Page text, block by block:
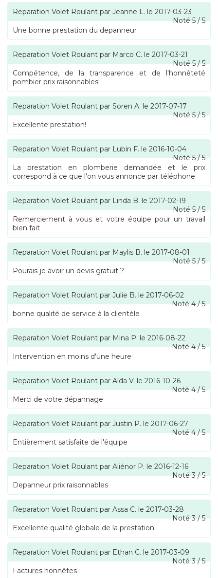
Reparation Volet Roulant par Jeanne L. le 2017-03-23
Noté5/5
Une bonne prestation du depanneur
Reparation Volet Roulant par Marco C. le 2017-03-21
Noté5/5
Compétence, de la transparence et de l'honnêteté
pombier prix raisonnables
Reparation Volet Roulant par Soren A. le 2017-07-17
Noté5/5
Excellente prestation!
Reparation Volet Roulant par Lubin F. le 2016-10-04
Noté5/5
La prestation en plomberie demandée et le prix
correspond à ce que l'on vous annonce par téléphone
Reparation Volet Roulant par Linda B. le 2017-02-19
Noté5/5
Remerciement à vous et votre équipe pour un travail
bien fait
Reparation Volet Roulant par Maylis B. le 2017-08-01
Noté5/5
Pourais-je avoir un devis gratuit ?
Reparation Volet Roulant par Julie B. le 2017-06-02
Noté4/5
bonne qualité de service à la clientèle
Reparation Volet Roulant par Mina P. le 2016-08-22
Noté4/5
Intervention en moins d'une heure
Reparation Volet Roulant par Aïda V. le 2016-10-26
Noté4/5
Merci de votre dépannage
Reparation Volet Roulant par Justin P. le 2017-06-27
Noté4/5
Entièrement satisfaite de l'équipe
Reparation Volet Roulant par Aliénor P. le 2016-12-16
Noté3/5
Depanneur prix raisonnables
Reparation Volet Roulant par Assa C. le 2017-03-28
Noté3/5
Excellente qualité globale de la prestation
Reparation Volet Roulant par Ethan C. le 2017-03-09
Noté3/5
Factures honnêtes